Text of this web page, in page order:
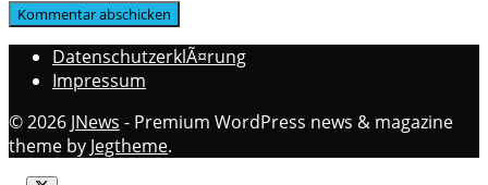
DatenschutzerklÃ¤rung
Impressum
© 2026 JNews - Premium WordPress news & magazine
theme by Jegtheme.